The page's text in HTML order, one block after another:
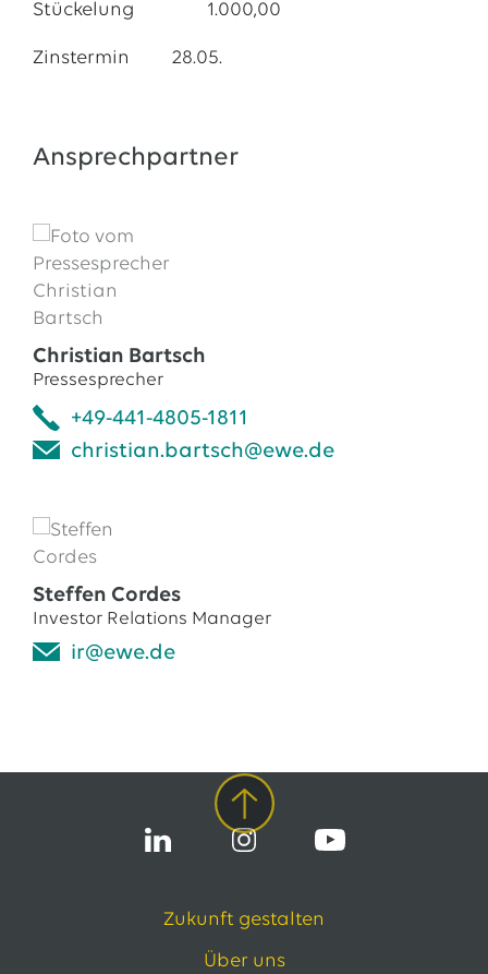
Stückelung 1.000,00
Zinstermin 		28.05.
Ansprechpartner
Christian Bartsch
Pressesprecher
+49-441-4805-1811
christian.bartsch@ewe.de
Steffen Cordes
Investor Relations Manager
ir@ewe.de
Zukunft gestalten
Über uns